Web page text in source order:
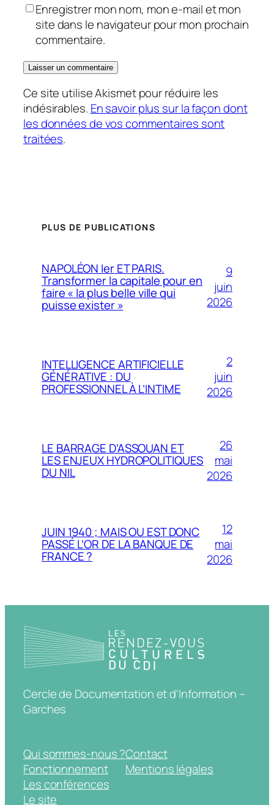
Enregistrer mon nom, mon e-mail et mon
site dans le navigateur pour mon prochain
commentaire.
Ce site utilise Akismet pour réduire les
indésirables. En savoir plus sur la façon dont
les données de vos commentaires sont
traitées.
PLUS DE PUBLICATIONS
NAPOLÉON Ier ET PARIS.
Transformer la capitale pour en
faire « la plus belle ville qui
puisse exister »
9
juin
2026
INTELLIGENCE ARTIFICIELLE
GÉNÉRATIVE : DU
PROFESSIONNEL À L’INTIME
2
juin
2026
LE BARRAGE D’ASSOUAN ET
LES ENJEUX HYDROPOLITIQUES
DU NIL
26
mai
2026
JUIN 1940 ; MAIS OU EST DONC
PASSÉ L’OR DE LA BANQUE DE
FRANCE ?
12
mai
2026
Cercle de Documentation et d'Information –
Garches
Qui sommes-nous ?
Fonctionnement
Les conférences
Le site
Contact
Mentions légales